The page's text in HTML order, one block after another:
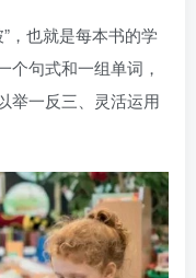
，也就是每本书的学
个句式和一组单词，
举一反三、灵活运用